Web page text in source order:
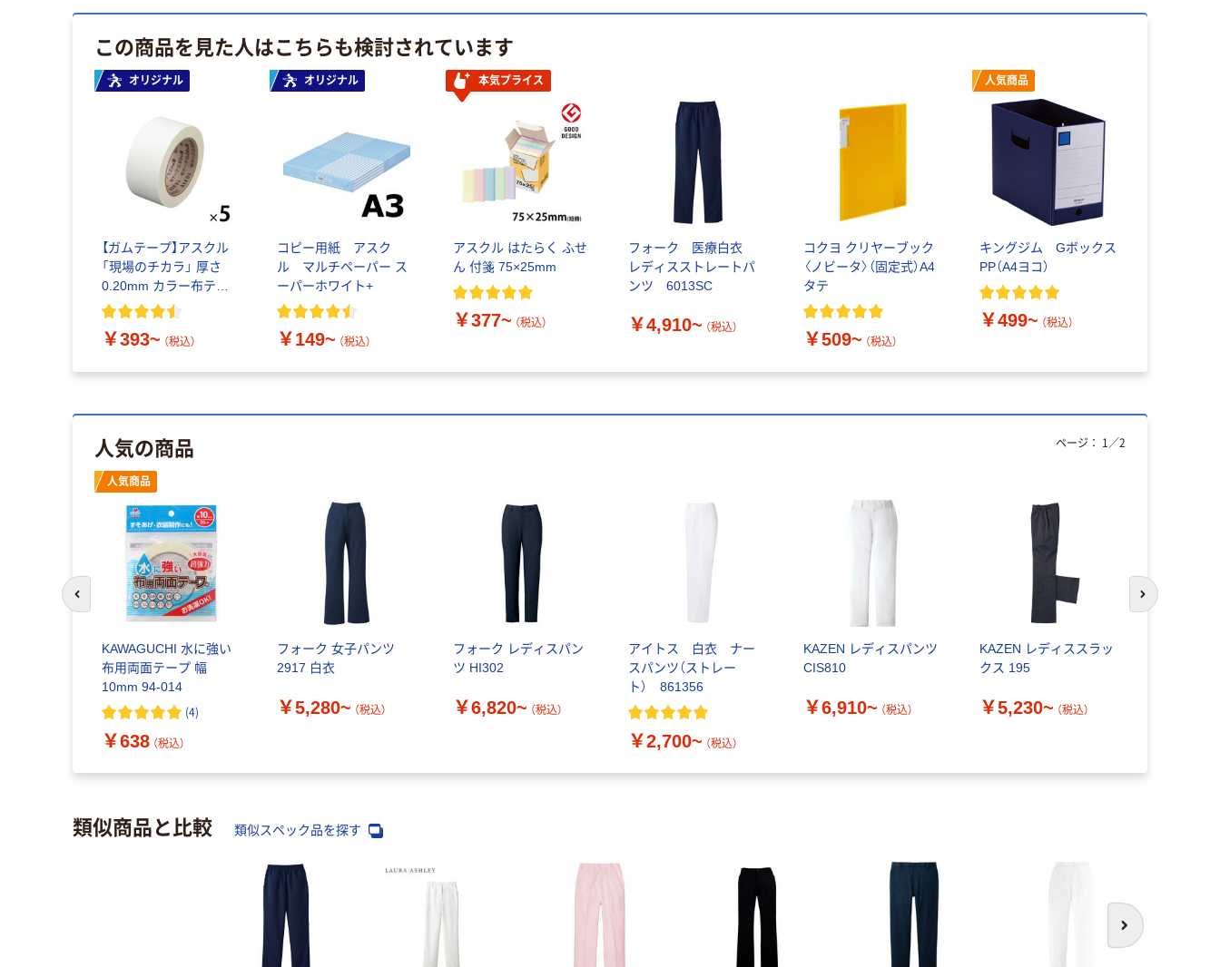
この商品を見た人はこちらも検討されています
オリジナル
【ガムテープ】アスクル
「現場のチカラ」 厚さ
0.20mm カラー布テー
プ
￥393~ （税込）
オリジナル
コピー用紙 アスク
ル マルチペーパー ス
ーパーホワイト+
￥149~ （税込）
本気プライス
アスクル はたらく ふせ
ん 付箋 75×25mm
￥377~ （税込）
フォーク 医療白衣
レディスストレートパ
ンツ 6013SC
￥4,910~ （税込）
コクヨ クリヤーブック
〈ノビータ〉（固定式）A4
タテ
￥509~ （税込）
人気商品
キングジム Gボックス
PP（A4ヨコ）
￥499~ （税込）
人気の商品
人気商品
KAWAGUCHI 水に強い
布用両面テープ 幅
10mm 94-014
(4)
￥638 （税込）
フォーク 女子パンツ
2917 白衣
￥5,280~ （税込）
フォーク レディスパン
ツ HI302
￥6,820~ （税込）
アイトス 白衣 ナー
スパンツ（ストレー
ト） 861356
￥2,700~ （税込）
KAZEN レディスパンツ
CIS810
￥6,910~ （税込）
KAZEN レディススラッ
クス 195
￥5,230~ （税込）
ページ： 1 ／2
前のスライドへ 次のスライド
類似商品と比較 類似スペック品を探す
次へ